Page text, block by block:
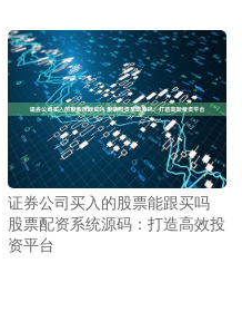
证券公司买入的股票能跟买吗
股票配资系统源码：打造高效投
资平台